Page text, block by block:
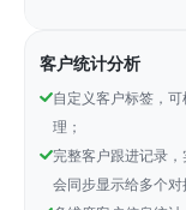
客户统计分析
自定义客户标签，
理；
完整客户跟进记录，
会同步显示给多个对